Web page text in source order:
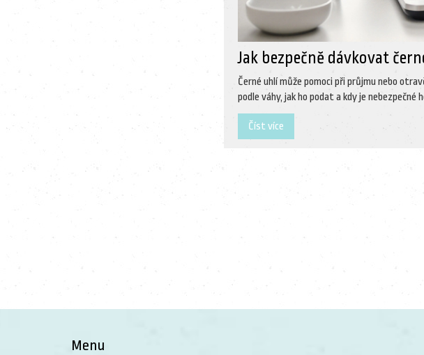
Jak bezpečně dávkovat
Černé uhlí může pomoci při průjmu nebo
podle váhy, jak ho podat a kdy je nebezpečné
Číst více
Menu